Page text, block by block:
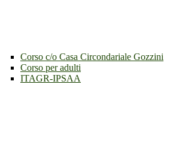
Corso c/o Casa Circondariale Gozzini
Corso per adulti
ITAGR-IPSAA